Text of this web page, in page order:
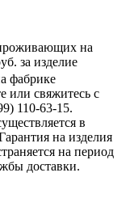
на
за изделие
фабрике
или свяжитесь с
110-63-15.
в
на изделия
на период
доставки.